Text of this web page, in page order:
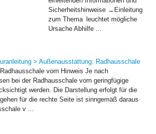
Sicherheitshinweise →Einleitung
zum Thema leuchtet mögliche
Ursache Abhilfe ...
> Außenausstattung: Radhausschale
vorn Hinweis Je nach
bei der Radhausschale vorn geringfügige
werden. Die Darstellung erfolgt für die
für die rechte Seite ist sinngemäß daraus
v ...